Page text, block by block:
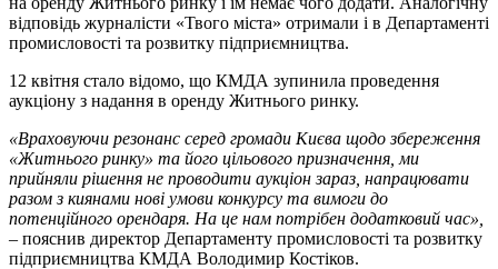
відповідь журналісти «Твого міста» отримали і в Департаменті
промисловості та розвитку підприємництва.
12 квітня стало відомо, що КМДА зупинила проведення
аукціону з надання в оренду Житнього ринку.
«Враховуючи резонанс серед громади Києва щодо збереження
«Житнього ринку» та його цільового призначення, ми
прийняли рішення не проводити аукціон зараз, напрацювати
разом з киянами нові умови конкурсу та вимоги до
потенційного орендаря. На це нам потрібен додатковий час»,
– пояснив директор Департаменту промисловості та розвитку
підприємництва КМДА Володимир Костіков.